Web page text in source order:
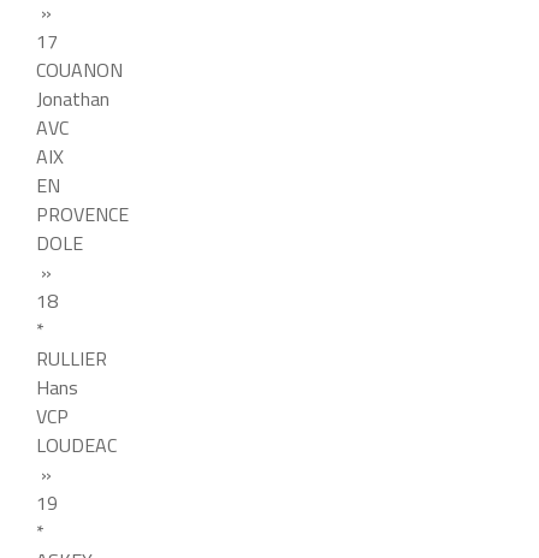
»
17
COUANON
Jonathan
AVC
AIX
EN
PROVENCE
DOLE
»
18
*
RULLIER
Hans
VCP
LOUDEAC
»
19
*